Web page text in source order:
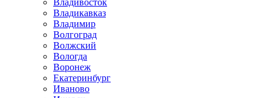
Владивосток
Владикавказ
Владимир
Волгоград
Волжский
Вологда
Воронеж
Екатеринбург
Иваново